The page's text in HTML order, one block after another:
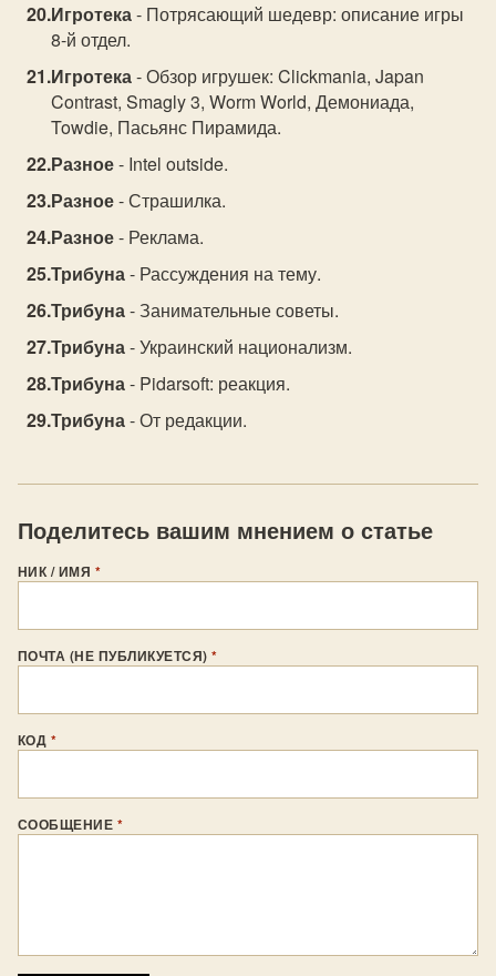
Игротека- Потрясающий шедевр: описание игры
8-й отдел.
Игротека- Обзор игрушек: Clickmania, Japan
Contrast, Smagly 3, Worm World, Демониада,
Towdie, Пасьянс Пирамида.
Разное- Intel outside.
Разное- Страшилка.
Разное- Реклама.
Трибуна- Рассуждения на тему.
Трибуна- Занимательные советы.
Трибуна- Украинский национализм.
Трибуна- Pidarsoft: реакция.
Трибуна- От редакции.
Поделитесь вашим мнением о статье
НИК / ИМЯ *
ПОЧТА (НЕ ПУБЛИКУЕТСЯ)*
КОД *
СООБЩЕНИЕ *